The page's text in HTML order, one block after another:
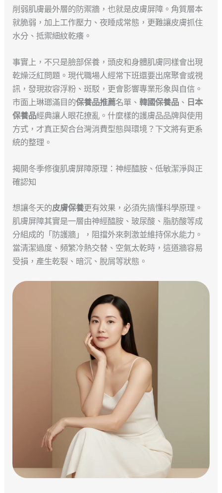
削弱肌膚最外層的防禦牆，也就是皮膚屏障。角質層本
就脆弱，加上工作壓力、夜睡成常態，更難讓皮膚抓住
水分、抵禦細紋乾癢。
事實上，不只是臉部保養，頭皮和身體肌膚同樣會出現
乾燥泛紅問題。現代職場人經常下班還要出席聚會或視
訊，發現妝容浮粉、斑駁，更會影響專業形象與自信。
市面上琳瑯滿目的保養品推薦名單、韓國保養品 、 日本
保養品經典讓人眼花撩亂。什麼樣的護膚品品牌與使用
方式，才真正契合台灣消費型態與環境？下文將有更系
統的整理。
揭開冬季修復肌膚屏障原理：神經醯胺、低敏潔淨與正
確認知
想讓冬天的皮膚保養更有效果，必須先搞懂科學原理。
肌膚屏障其實是一層由神經醯胺、玻尿酸、脂肪酸等成
分組成的「防護牆」，阻擋外來刺激並維持保水能力。
當清潔過度、頻繁冷熱交替、空氣太乾時，這道牆容易
受損，產生乾裂、暗沉、脫屑等狀態。